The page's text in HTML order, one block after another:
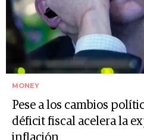
MONEY
Pese a los cambios
déficit fiscal acelera la